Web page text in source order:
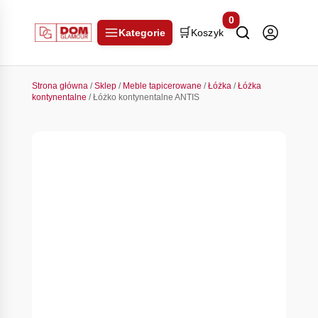
Kategorie 🛒 Koszyk
0
Strona główna/Sklep/ Meble tapicerowane /Łóżka/Łóżka
kontynentalne / Łóżko kontynentalne ANTIS